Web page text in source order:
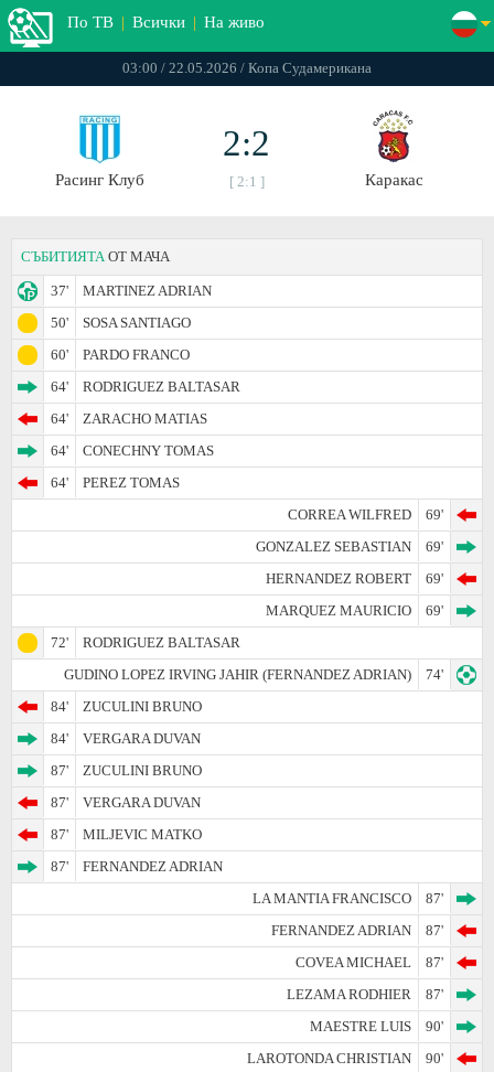
По ТВ | Всички | На живо
03:00 / 22.05.2026 / Копа Судамерикана
Расинг Клуб
2:2
[ 2:1 ] Каракас
СЪБИТИЯТА ОТ МАЧА
37'
MARTINEZ ADRIAN
50'
SOSA SANTIAGO
60'
PARDO FRANCO
64'
RODRIGUEZ BALTASAR
64'
ZARACHO MATIAS
64'
CONECHNY TOMAS
64'
PEREZ TOMAS
CORREA WILFRED
69'
GONZALEZ SEBASTIAN
69'
HERNANDEZ ROBERT
69'
MARQUEZ MAURICIO
69'
72'
RODRIGUEZ BALTASAR
GUDINO LOPEZ IRVING JAHIR (FERNANDEZ ADRIAN)
74'
84'
ZUCULINI BRUNO
84'
VERGARA DUVAN
87'
ZUCULINI BRUNO
87'
VERGARA DUVAN
87'
MILJEVIC MATKO
87'
FERNANDEZ ADRIAN
LA MANTIA FRANCISCO
87'
FERNANDEZ ADRIAN
87'
COVEA MICHAEL
87'
LEZAMA RODHIER
87'
MAESTRE LUIS
90'
LAROTONDA CHRISTIAN
90'